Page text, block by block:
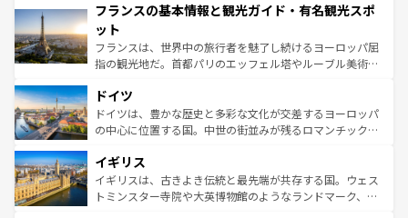
ませてくれるイタリアで、忘れられない旅をしてみよう！
なお、新着のイタリア情報は
しい。
文化が根付くこの国では、情熱的なフラメンコ、熱気あふ
れる闘牛、そして美味しいタパスが生活の一部となってい
る。首都マドリードの洗練された雰囲気や、バルセロナの
アートに溢れた街角から、地方では古代ローマ遺跡や中世
せる。地方によって風土や気候が異なるスペインはその個
性で訪れる人を魅了する。 なお、新着のスペイン情報は コ
ンテンツ一覧を参照してほしい。
フランスの基本情報と観光ガイド・有名観光スポ
ット
フランスは、世界中の旅行者を魅了し続けるヨーロッパ屈
指の観光地だ。首都パリのエッフェル塔やルーブル美術館
で、幅広い魅力が詰まっている。華麗な宮殿、歴史的な大
聖堂、美しいビーチ、そして豊かな自然が、訪れる者を心
から魅了する。また、フランスは美食の国としても知ら
いる。シャンパンの発祥地であるランス、プロヴァンスの
香り高いラベンダー畑など、多彩な楽しみ方が可能だ。さ
らに、パリ以外の地域にも魅力が溢れており、どの街角に
ドイツ
ドイツは、豊かな歴史と多彩な文化が交差するヨーロッパ
の中心に位置する国。中世の街並みが残るロマンチック街
顔を持つこの国は、どこを歩いても飽きることがない。ベ
ルリンの文化的活気、バイエルン州のアルプスの絶景、そ
してライン川沿いのワイン畑といった風景は必見。ビール
イギリス
イギリスは、古きよき伝統と最先端が共存する国。ウェス
トミンスター寺院や大英博物館のようなランドマーク、歴